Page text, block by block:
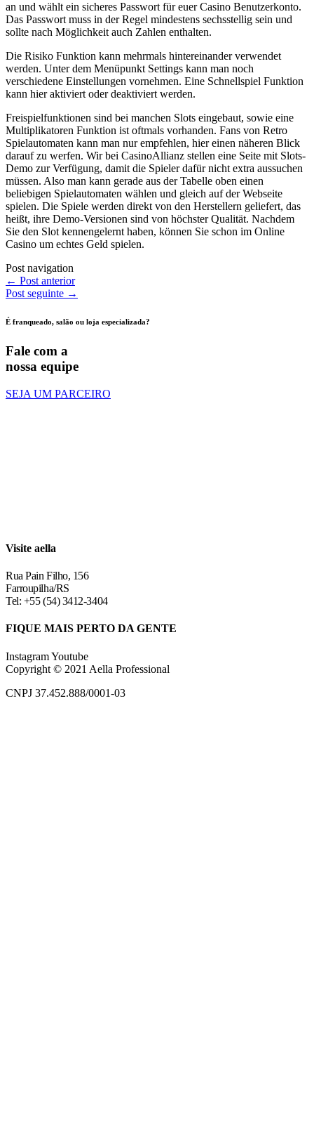
an und wählt ein sicheres Passwort für euer Casino Benutzerkonto.
Das Passwort muss in der Regel mindestens sechsstellig sein und
sollte nach Möglichkeit auch Zahlen enthalten.
Die Risiko Funktion kann mehrmals hintereinander verwendet
werden. Unter dem Menüpunkt Settings kann man noch
verschiedene Einstellungen vornehmen. Eine Schnellspiel Funktion
kann hier aktiviert oder deaktiviert werden.
Freispielfunktionen sind bei manchen Slots eingebaut, sowie eine
Multiplikatoren Funktion ist oftmals vorhanden. Fans von Retro
Spielautomaten kann man nur empfehlen, hier einen näheren Blick
darauf zu werfen. Wir bei CasinoAllianz stellen eine Seite mit Slots-
Demo zur Verfügung, damit die Spieler dafür nicht extra aussuchen
müssen. Also man kann gerade aus der Tabelle oben einen
beliebigen Spielautomaten wählen und gleich auf der Webseite
spielen. Die Spiele werden direkt von den Herstellern geliefert, das
heißt, ihre Demo-Versionen sind von höchster Qualität. Nachdem
Sie den Slot kennengelernt haben, können Sie schon im Online
Casino um echtes Geld spielen.
Post navigation
← Post anterior
Post seguinte →
É franqueado, salão ou loja especializada?
Fale com a
nossa equipe
SEJA UM PARCEIRO
Visite aella
Rua Pain Filho, 156
Farroupilha/RS
Tel: +55 (54) 3412-3404
FIQUE MAIS PERTO DA GENTE
InstagramYoutube
Copyright © 2021 Aella Professional
CNPJ 37.452.888/0001-03